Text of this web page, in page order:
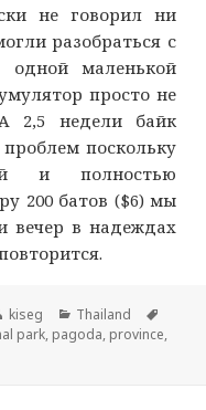
не говорил ни
разобраться с
маленькой
просто не
2,5 недели байк
поскольку
и полностью
200 батов ($6) мы
вечер в надеждах
Автор
kiseg Рубрики
Thailand
park, pagoda, province,